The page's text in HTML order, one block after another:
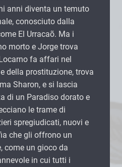
anni diventa un temuto
conosciuto dalla
El Urracaõ. Ma i
morto e Jorge trova
fa affari nel
della prostituzione, trova
Sharon, e si lascia
di un Paradiso dorato e
le trame di
spregiudicati, nuovi e
che gli offrono un
come un gioco da
in cui tutti i